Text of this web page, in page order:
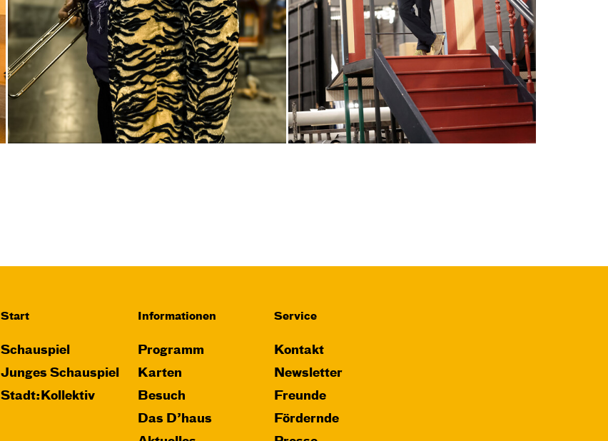
Start
Schauspiel
Junges Schauspiel
Stadt:Kollektiv
Informationen
Programm
Karten
Besuch
Das D’haus
Service
Kontakt
Newsletter
Freunde
Fördernde